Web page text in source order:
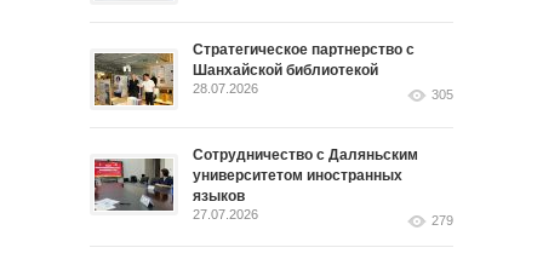
Стратегическое партнерство с
Шанхайской библиотекой
28.07.2026 305
Сотрудничество с Даляньским
университетом иностранных
языков
27.07.2026 279